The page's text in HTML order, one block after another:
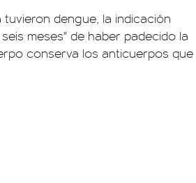
dengue, la indicación
meses" de haber padecido la
conserva los anticuerpos que